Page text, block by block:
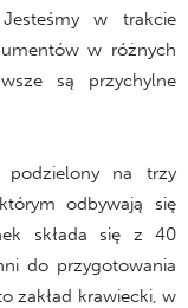
w trakcie
w różnych
są przychylne
na trzy
odbywają się
składa się z 40
do przygotowania
zakład krawiecki, w